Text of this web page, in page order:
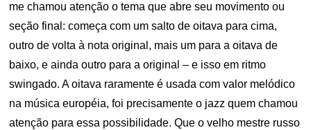
me chamou atenção o tema que abre seu movimento ou
seção final: começa com um salto de oitava para cima,
outro de volta à nota original, mais um para a oitava de
baixo, e ainda outro para a original – e isso em ritmo
swingado. A oitava raramente é usada com valor melódico
na música européia, foi precisamente o jazz quem chamou
atenção para essa possibilidade. Que o velho mestre russo